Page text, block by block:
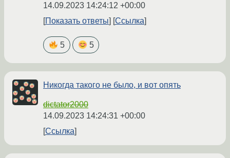
14.09.2023 14:24:12 +00:00
Показать ответы
Ссылка
5 5
Никогда такого не было, и вот опять
dictator2000
14.09.2023 14:24:31 +00:00
Ссылка